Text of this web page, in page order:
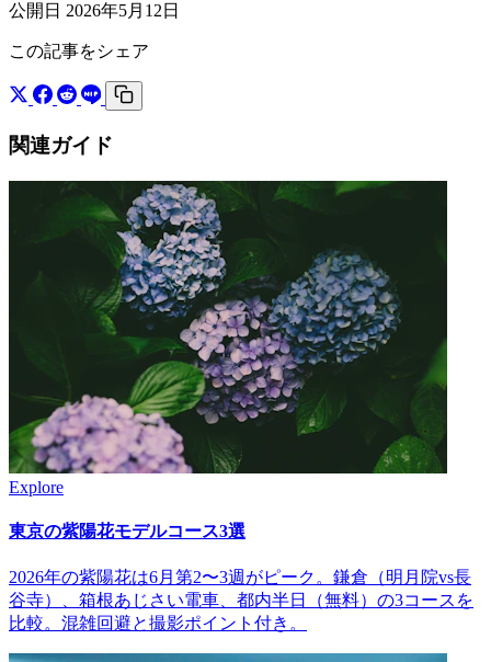
公開日 2026年5月12日
この記事をシェア
関連ガイド
Explore
東京の紫陽花モデルコース3選
2026年の紫陽花は6月第2〜3週がピーク。鎌倉（明月院vs長
谷寺）、箱根あじさい電車、都内半日（無料）の3コースを
比較。混雑回避と撮影ポイント付き。